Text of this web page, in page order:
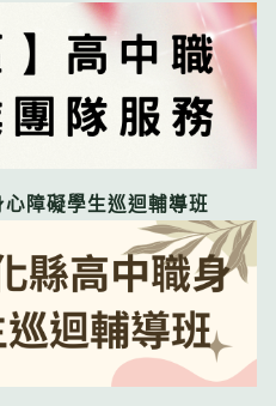
心障礙學生巡迴輔導班